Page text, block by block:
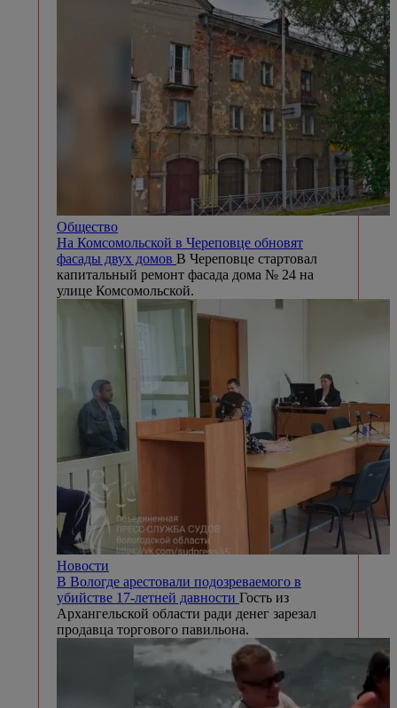
Общество
На Комсомольской в Череповце обновят
фасады двух домов В Череповце стартовал
капитальный ремонт фасада дома № 24 на
улице Комсомольской.
Новости
В Вологде арестовали подозреваемого в
убийстве 17-летней давности Гость из
Архангельской области ради денег зарезал
продавца торгового павильона.